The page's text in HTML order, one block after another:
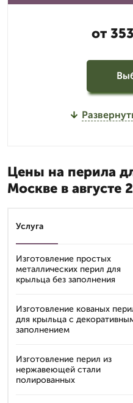
от
Цены на перила
Москве в августе
Услуга
Изготовление простых
металлических перил для
крыльца без заполнения
Изготовление кованых
для крыльца с
заполнением
Изготовление перил из
нержавеющей стали
полированных